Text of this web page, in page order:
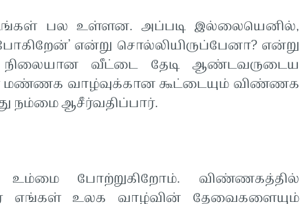
பல உள்ளன. அப்படி இல்லையெனில்,
என்று சொல்லியிருப்பேனா? என்று
வீட்டை தேடி ஆண்டவருடைய
மண்ணக வாழ்வுக்கான கூட்டையும் விண்ணக
நம்மை ஆசீர்வதிப்பார்.
போற்றுகிறோம். விண்ணகத்தில்
எங்கள் உலக வாழ்வின் தேவைகளையும்